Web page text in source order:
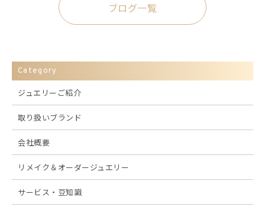
ブログ一覧
Category
ジュエリーご紹介
取り扱いブランド
会社概要
リメイク＆オーダージュエリー
サービス・豆知識